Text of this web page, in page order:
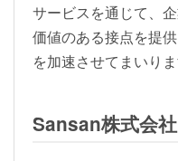
サービスを通じて、
価値のある接点を提
を加速させてまいりま
Sansan株式会